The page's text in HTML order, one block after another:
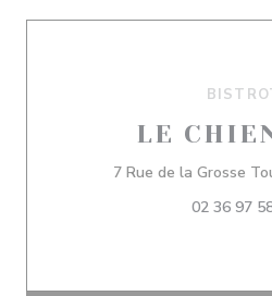
LE
7 Rue de la Grosse
02 36 97